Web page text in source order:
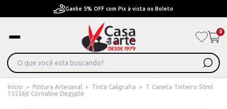
Pague em Até 6x sem juros ou ate 12x com
0
Início > Pintura Artesanal > Tinta Caligrafia >
T. Caneta Tinteiro 50ml
15556jt Cornaline Degypte